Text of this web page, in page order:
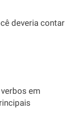
deveria contar
em